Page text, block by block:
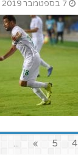
7 בספטמבר 2019
4
5
»
...